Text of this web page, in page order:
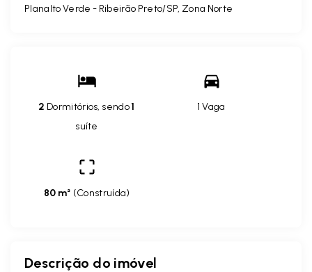
Planalto Verde - Ribeirão Preto/SP, Zona Norte
2 Dormitórios, sendo1
suíte
1 Vaga
80 m² (Construída)
Descrição do imóvel